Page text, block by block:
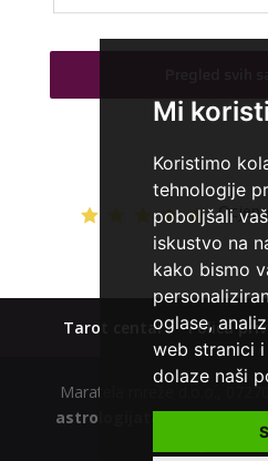
Mi
Koristimo
tehnologije
poboljšali
iskustvo na
kako bismo
oglase,
web stranici
dolaze naši
Tarot
Broj tel: 064/
tel:0,93€ -
AZRA
/ Kod 02
Tarot
TEHNIKE:
visak, tarot,
tel:0,93€ -
Tarot centar Polica
Maratela mreže d.o.o.,
astrologijatarot.com|
starije od